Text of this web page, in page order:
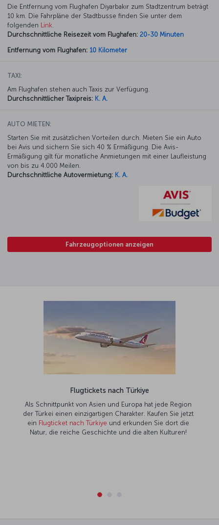
Die Entfernung vom Flughafen Diyarbakır zum Stadtzentrum beträgt
10 km. Die Fahrpläne der Stadtbusse finden Sie unter dem
folgenden
Link
Durchschnittliche Reisezeit vom Flughafen: 20-30 Minuten
Entfernung vom Flughafen: 10 Kilometer
TAXI:
Am Flughafen stehen auch Taxis zur Verfügung.
Durchschnittlicher Taxipreis: K. A.
AUTO MIETEN:
Starten Sie mit zusätzlichen Vorteilen durch. Mieten Sie ein Auto
bei Avis und sichern Sie sich 40 % Ermäßigung. Die Avis-
Ermäßigung gilt für monatliche Anmietungen mit einer Laufleistung
von bis zu 4.000 Meilen.
Durchschnittliche Autovermietung: K. A.
Fahrzeugoptionen anzeigen
Flugtickets nach Türkiye
Als Schnittpunkt von Asien und Europa hat jede Region
der Türkei einen einzigartigen Charakter. Kaufen Sie jetzt
ein Flugticket nach Türkiye und erkunden Sie dort die
Natur, die reiche Geschichte und die alten Kulturen!